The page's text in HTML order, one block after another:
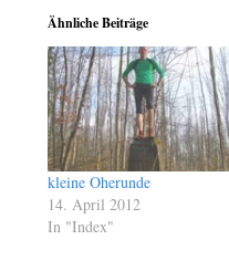
Ähnliche Beiträge
kleine Oherunde
14. April 2012
In "Index"